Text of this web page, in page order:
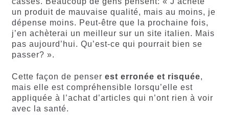
un produit de mauvaise qualité, mais au moins, je
dépense moins. Peut-être que la prochaine fois,
j’en achèterai un meilleur sur un site italien. Mais
pas aujourd’hui. Qu’est-ce qui pourrait bien se
passer? ».
Cette façon de penser est erronée et risquée,
mais elle est compréhensible lorsqu’elle est
appliquée à l’achat d’articles qui n’ont rien à voir
avec la santé.